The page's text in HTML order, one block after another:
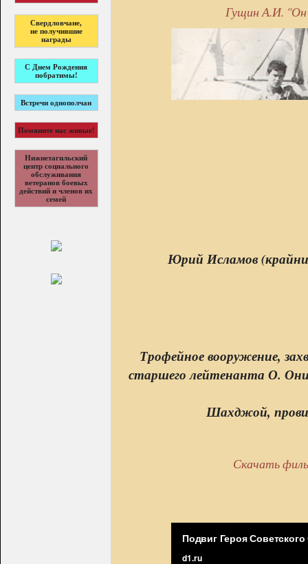
Свердловчане,
не получившие
награды
С Днем Рождения
побратимы!
Встречи однополчан
Помяните нас живые!
Нижнетагильский
центр социального
обслуживания
ветеранов боевых
действий и членов их
семей
Гущин А.И.
Юрий Исламов
Трофейное вооружение,
старшего лейтенанта О.
Шахджой,
Скачать